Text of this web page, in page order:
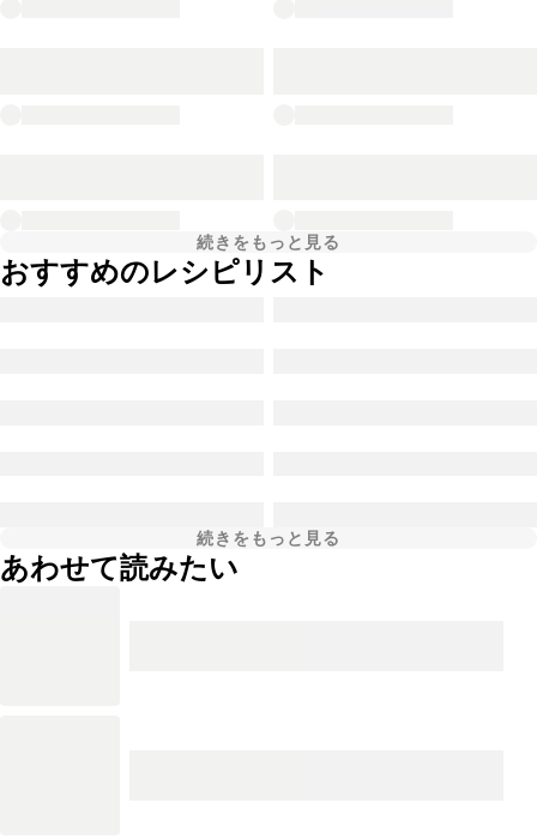
続きをもっと見る
おすすめのレシピリスト
続きをもっと見る
あわせて読みたい